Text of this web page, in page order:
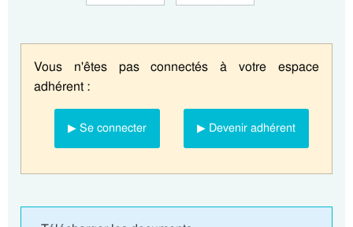
Vous n'êtes pas connectés à votre espace
adhérent :
▶ Se connecter ▶ Devenir adhérent